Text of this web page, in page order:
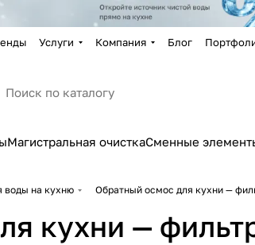
Услуги Компания Блог
Магистральная очисткаСменные
воды на кухню Обратный осмос для кухни —
кухни —